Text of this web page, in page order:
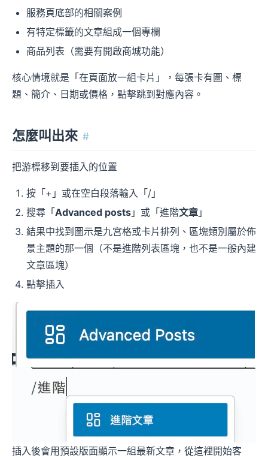
服務頁底部的相關案例
有特定標籤的文章組成一個專欄
商品列表（需要有開啟商城功能）
核心情境就是「在頁面放一組卡片」，每張卡有圖、標
題、簡介、日期或價格，點擊跳到對應內容。
怎麼叫出來 #
把游標移到要插入的位置
按「+」或在空白段落輸入「/」
搜尋「 Advanced posts 」或「進階文章 」
結果中找到圖示是九宮格或卡片排列、區塊類別屬於佈
景主題的那一個（不是進階列表區塊，也不是一般內建
文章區塊）
點擊插入
插入後會用預設版面顯示一組最新文章，從這裡開始客